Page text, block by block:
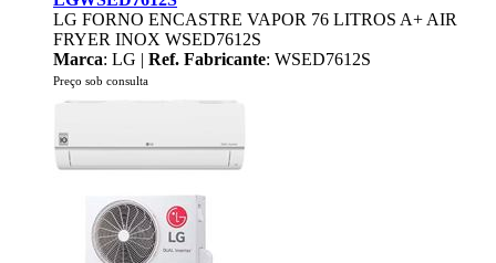
LG FORNO ENCASTRE VAPOR 76 LITROS A+ AIR
FRYER INOX WSED7612S
Marca: LG | Ref. Fabricante: WSED7612S
Preço sob consulta